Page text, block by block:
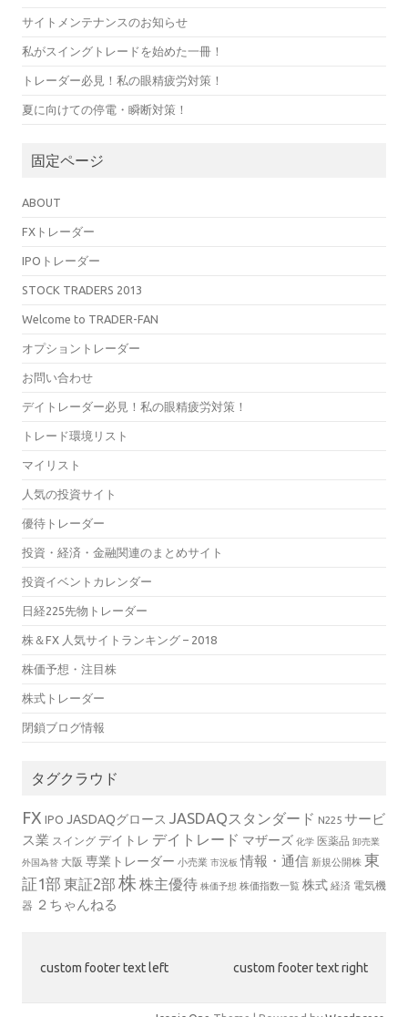
サイトメンテナンスのお知らせ
私がスイングトレードを始めた一冊！
トレーダー必見！私の眼精疲労対策！
夏に向けての停電・瞬断対策！
固定ページ
ABOUT
FXトレーダー
IPOトレーダー
STOCK TRADERS 2013
Welcome to TRADER-FAN
オプショントレーダー
お問い合わせ
デイトレーダー必見！私の眼精疲労対策！
トレード環境リスト
マイリスト
人気の投資サイト
優待トレーダー
投資・経済・金融関連のまとめサイト
投資イベントカレンダー
日経225先物トレーダー
株＆FX 人気サイトランキング – 2018
株価予想・注目株
株式トレーダー
閉鎖ブログ情報
タグクラウド
FX IPO JASDAQグロース JASDAQスタンダード N225 サービ
ス業 スイング デイトレ デイトレード マザーズ 化学 医薬品 卸売業
外国為替 大阪 専業トレーダー 小売業 市況板 情報・通信 新規公開株 東
証1部 東証2部 株 株主優待 株価予想 株価指数一覧 株式 経済 電気機
器 ２ちゃんねる
custom footer text left custom footer text right